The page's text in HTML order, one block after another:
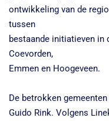
ontwikkeling van de
tussen
bestaande initiatieven in
Coevorden,
Emmen en Hoogeveen.
De betrokken
Guido Rink. Volgens